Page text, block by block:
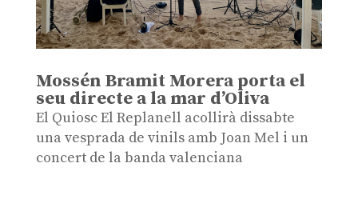
Mossén Bramit Morera porta el
seu directe a la mar d’Oliva
El Quiosc El Replanell acollirà dissabte
una vesprada de vinils amb Joan Mel i un
concert de la banda valenciana